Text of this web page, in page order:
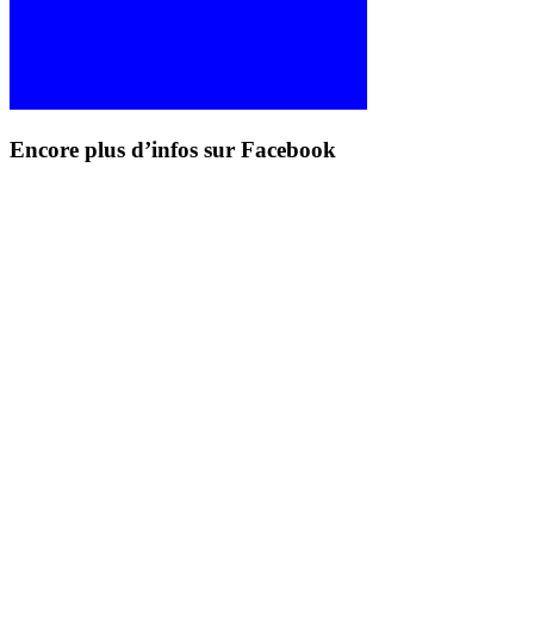
Encore plus d’infos sur Facebook